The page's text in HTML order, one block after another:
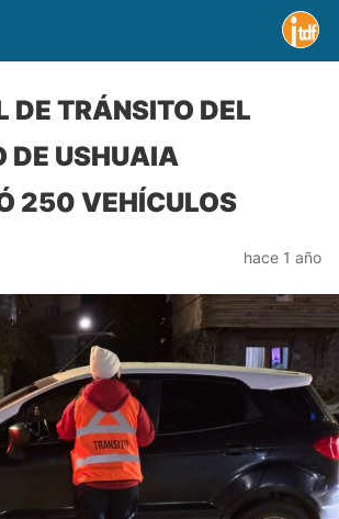
DE TRÁNSITO DEL
DE USHUAIA
250 VEHÍCULOS
hace 1 año